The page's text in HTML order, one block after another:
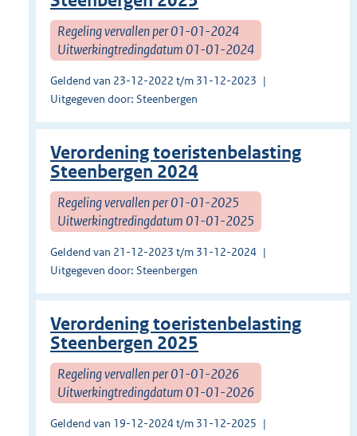
Regeling vervallen per 01-01-2024
Uitwerkingtredingdatum 01-01-2024
Geldend van 23-12-2022 t/m 31-12-2023
Uitgegeven door: Steenbergen
Verordening toeristenbelasting
Steenbergen 2024
Regeling vervallen per 01-01-2025
Uitwerkingtredingdatum 01-01-2025
Geldend van 21-12-2023 t/m 31-12-2024
Uitgegeven door: Steenbergen
Verordening toeristenbelasting
Steenbergen 2025
Regeling vervallen per 01-01-2026
Uitwerkingtredingdatum 01-01-2026
Geldend van 19-12-2024 t/m 31-12-2025